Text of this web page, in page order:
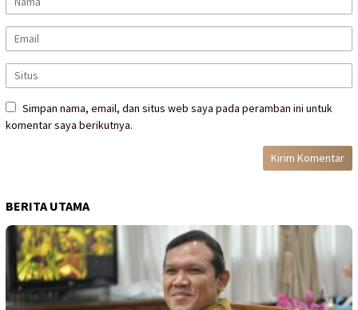
Simpan nama, email, dan situs web saya pada peramban ini untuk
komentar saya berikutnya.
BERITA UTAMA